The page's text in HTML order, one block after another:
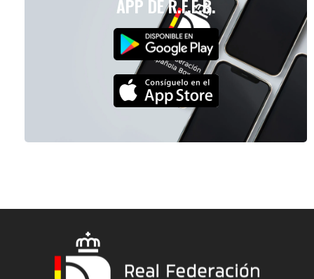
APP DE R.F.E.B.